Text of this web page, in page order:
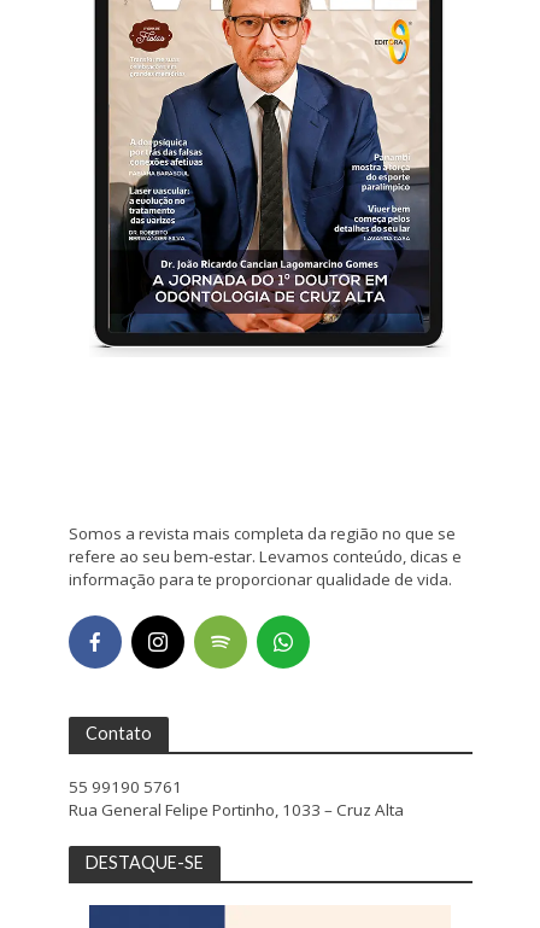
Somos a revista mais completa da região no que se
refere ao seu bem-estar. Levamos conteúdo, dicas e
informação para te proporcionar qualidade de vida.
Contato
55 99190 5761
Rua General Felipe Portinho, 1033 – Cruz Alta
DESTAQUE-SE